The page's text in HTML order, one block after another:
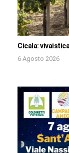
Cicala:
6 Agosto 2026